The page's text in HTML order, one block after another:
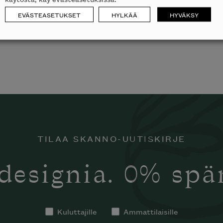
TILAA SKANNO-UUTISKIRJE
0%
Kuluttajille Ammattilaisille
EVÄSTEASETUKSET HYLKÄÄ HYVÄKSY